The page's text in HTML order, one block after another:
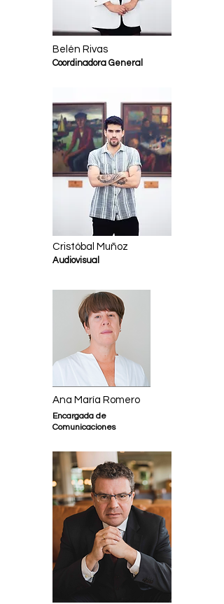
Belén Rivas
Coordinadora General
Cristóbal Muñoz
Audiovisual
Ana María Romero
Encargada de
Comunicaciones